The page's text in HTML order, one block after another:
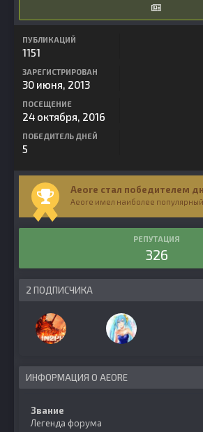
ПУБЛИКАЦИЙ
1151
ЗАРЕГИСТРИРОВАН
30 июня, 2013
ПОСЕЩЕНИЕ
24 октября, 2016
ПОБЕДИТЕЛЬ ДНЕЙ
5
Aeore стал победителем
Aeore имел наиболее популярный
РЕПУТАЦИЯ
326
2 ПОДПИСЧИКА
ИНФОРМАЦИЯ О AEORE
Звание
Легенда форума